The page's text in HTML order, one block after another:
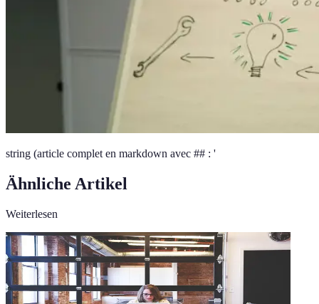
string (article complet en markdown avec ## : '
Ähnliche Artikel
Weiterlesen